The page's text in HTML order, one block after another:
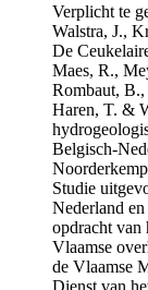
Verplicht te
Walstra, J.,
De
Maes, R.,
Rombaut,
Haren, T. &
Belgisch-
Studie
Nederland
opdracht van
Vlaamse
de Vlaamse
Dienst van